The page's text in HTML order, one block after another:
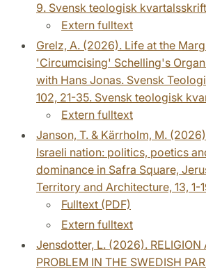
9. Svensk teologisk
Extern fulltext
Grelz, A. (2026). Life at the
'Circumcising' Schelling's
with Hans Jonas. Svensk
102, 21-35. Svensk teologisk
Extern fulltext
Janson, T. & Kärrholm, M.
Israeli nation: politics, poetics
dominance in Safra Square,
Territory and Architecture, 13, 1-
Fulltext (PDF)
Extern fulltext
Jensdotter, L. (2026). RELIGION
PROBLEM IN THE SWEDISH